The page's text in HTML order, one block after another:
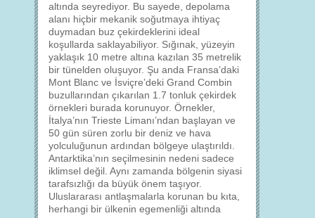
altında seyrediyor. Bu sayede, depolama
alanı hiçbir mekanik soğutmaya ihtiyaç
duymadan buz çekirdeklerini ideal
koşullarda saklayabiliyor. Sığınak, yüzeyin
yaklaşık 10 metre altına kazılan 35 metrelik
bir tünelden oluşuyor. Şu anda Fransa’daki
Mont Blanc ve İsviçre’deki Grand Combin
buzullarından çıkarılan 1.7 tonluk çekirdek
örnekleri burada korunuyor. Örnekler,
İtalya’nın Trieste Limanı’ndan başlayan ve
50 gün süren zorlu bir deniz ve hava
yolculuğunun ardından bölgeye ulaştırıldı.
Antarktika’nın seçilmesinin nedeni sadece
iklimsel değil. Aynı zamanda bölgenin siyasi
tarafsızlığı da büyük önem taşıyor.
Uluslararası antlaşmalarla korunan bu kıta,
herhangi bir ülkenin egemenliği altında